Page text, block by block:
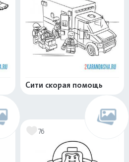
Сити скорая помощь
76